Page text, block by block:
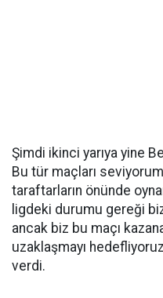
Şimdi ikinci yarıya yine
Bu tür maçları
taraftarların önünde
ligdeki durumu gereği
ancak biz bu maçı
uzaklaşmayı
verdi.